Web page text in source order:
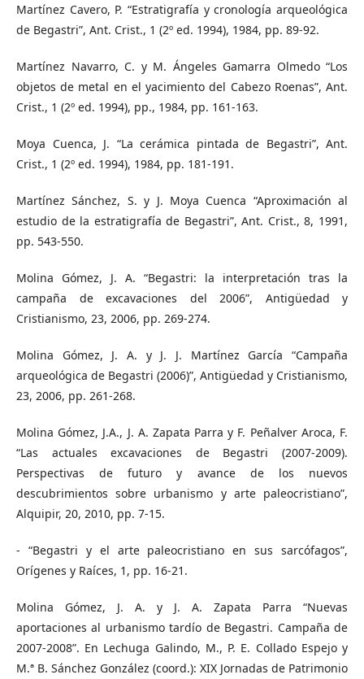
Martínez Cavero, P. “Estratigrafía y cronología arqueológica
de Begastri”, Ant. Crist., 1 (2º ed. 1994), 1984, pp. 89-92.
Martínez Navarro, C. y M. Ángeles Gamarra Olmedo “Los
objetos de metal en el yacimiento del Cabezo Roenas”, Ant.
Crist., 1 (2º ed. 1994), pp., 1984, pp. 161-163.
Moya Cuenca, J. “La cerámica pintada de Begastri”, Ant.
Crist., 1 (2º ed. 1994), 1984, pp. 181-191.
Martínez Sánchez, S. y J. Moya Cuenca “Aproximación al
estudio de la estratigrafía de Begastri”, Ant. Crist., 8, 1991,
pp. 543-550.
Molina Gómez, J. A. “Begastri: la interpretación tras la
campaña de excavaciones del 2006”, Antigüedad y
Cristianismo, 23, 2006, pp. 269-274.
Molina Gómez, J. A. y J. J. Martínez García “Campaña
arqueológica de Begastri (2006)”, Antigüedad y Cristianismo,
23, 2006, pp. 261-268.
Molina Gómez, J.A., J. A. Zapata Parra y F. Peñalver Aroca, F.
“Las actuales excavaciones de Begastri (2007-2009).
Perspectivas de futuro y avance de los nuevos
descubrimientos sobre urbanismo y arte paleocristiano”,
Alquipir, 20, 2010, pp. 7-15.
- “Begastri y el arte paleocristiano en sus sarcófagos”,
Orígenes y Raíces, 1, pp. 16-21.
Molina Gómez, J. A. y J. A. Zapata Parra “Nuevas
aportaciones al urbanismo tardío de Begastri. Campaña de
2007-2008”. En Lechuga Galindo, M., P. E. Collado Espejo y
M.ª B. Sánchez González (coord.): XIX Jornadas de Patrimonio